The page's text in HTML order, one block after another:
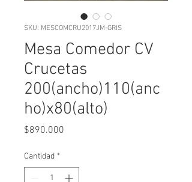
SKU: MESCOMCRU2017JM-GRIS
Mesa Comedor CV
Crucetas
200(ancho)110(anc
ho)x80(alto)
$890.000
Cantidad *